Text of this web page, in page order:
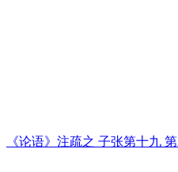
《论语》注疏之 子张第十九